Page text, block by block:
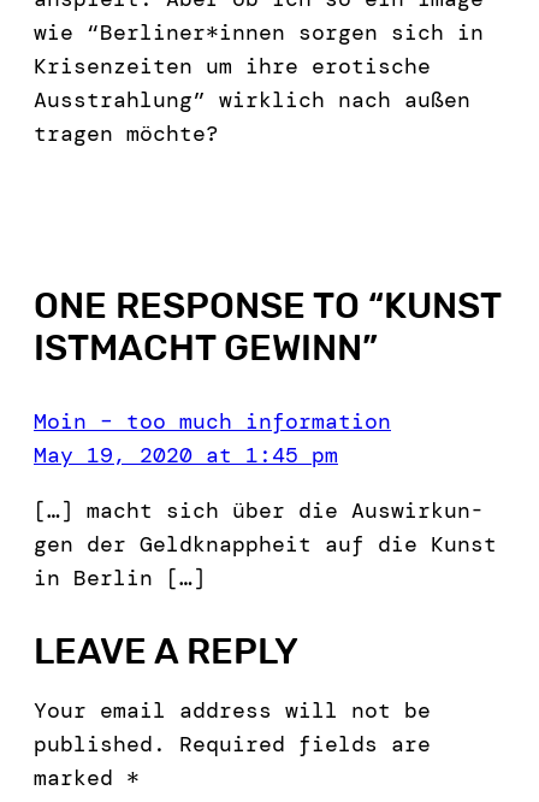
wie “Berliner*innen sorgen sich in
Krisenzeiten um ihre erotische
Ausstrahlung” wirklich nach außen
tragen möchte?
ONE RESPONSE TO “KUNST
ISTMACHT GEWINN”
Moin – too much information
May 19, 2020 at 1:45 pm
[…] macht sich über die Auswirkun­
gen der Geld­knap­pheit auf die Kun­st
in Berlin […]
LEAVE A REPLY
Your email address will not be
published.
Required fields are
marked *